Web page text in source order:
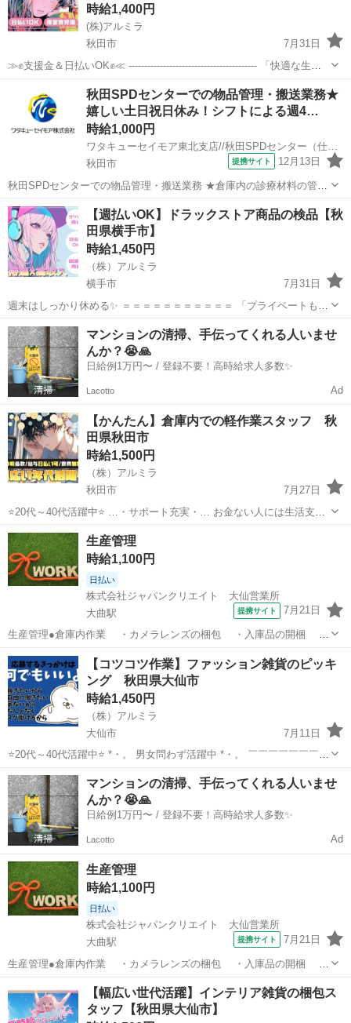
時給1,400円
(株)アルミラ
秋田市
7月31日
≫✊支援金＆日払いOK✊≪ ----------------------------------------- 「快適な生活
を始めたい…」 そんな方にオススメ！ 支援金をはじめ 食料支援や綺
秋田市 倉庫 時給
秋田SPDセンターでの物品管理・搬送業務★
嬉しい土日祝日休み！シフトによる週4…
時給1,000円
ワタキューセイモア東北支店//秋田SPDセンター（仕事ID：41985）
秋田市
提携サイト 12月13日
秋田SPDセンターでの物品管理・搬送業務 ★倉庫内の診療材料の管理
をお願いします ・在庫管理、発注、倉庫整理、ピッキング等 ・秋田市
内の病院への商品搬送（ハイエース運転） ・その他付随業務 ※当社請
負契約先でのご就業とな...
秋田 秋田市 倉庫
【週払いOK】ドラックストア商品の検品【秋
田県横手市】
時給1,450円
（株）アルミラ
横手市
7月31日
週末はしっかり休める✨ ＝＝＝＝＝＝＝＝＝＝＝ 「プライベートも大
事にしたい！」 そんな方にピッタリ！ 土日休みのお仕事なので 家族
との時間や趣味の時間を しっかり確保できます⭕ ...
秋田 横手市 時給
マンションの清掃、手伝ってくれる人いませ
んか？😭🙏
日給例1万円〜 / 登録不要！高時給求人多数✨
Lacotto Ad
【かんたん】倉庫内での軽作業スタッフ 秋
田県秋田市
時給1,500円
（株）アルミラ
秋田市
7月27日
⭐20代～40代活躍中⭐ …・サポート充実・… お金ない人には生活支援
金 携帯ない人にはレンタル 住む場所がない方には 即日入寮も相談可
能です！ もし、できない場合は 宿泊施設代をお渡しします！ ...
秋田 秋田市 倉庫
生産管理
時給1,100円
日払い
株式会社ジャパンクリエイト 大仙営業所
大曲駅
提携サイト 7月21日
生産管理●倉庫内作業 ・カメラレンズの梱包 ・入庫品の開梱 ・
運搬、伝票との照合 ・出庫品の発送 ・パソコンへのデータ入力
・その他付随する業務 ※工場内での生産管理全般のお仕事です。 ＜
勤務先のご紹介＞ あ...
秋田 横手市 倉庫
【コツコツ作業】ファッション雑貨のピッキ
ング 秋田県大仙市
時給1,450円
（株）アルミラ
大仙市
7月11日
⭐20代～40代活躍中⭐ *・。 男女問わず活躍中 *・。 ￣￣￣￣￣￣￣￣
￣￣￣￣￣￣￣ 超カンタン作業のみなので 経験や資格は必要ナシ！
活躍中のスタッフさんも約80％が未経験からのスタート♪ 初めて...
秋田 大仙市 スタッフ
マンションの清掃、手伝ってくれる人いませ
んか？😭🙏
日給例1万円〜 / 登録不要！高時給求人多数✨
Lacotto Ad
生産管理
時給1,100円
日払い
株式会社ジャパンクリエイト 大仙営業所
大曲駅
提携サイト 7月21日
生産管理●倉庫内作業 ・カメラレンズの梱包 ・入庫品の開梱 ・
運搬、伝票との照合 ・出庫品の発送 ・パソコンへのデータ入力
・その他付随する業務 ※工場内での生産管理全般のお仕事です。 ＜
勤務先のご紹介＞ あ...
大曲駅 倉庫
【幅広い世代活躍】インテリア雑貨の梱包ス
タッフ【秋田県大仙市】